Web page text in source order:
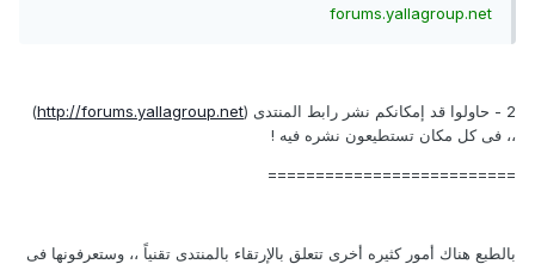
forums.yallagroup.net
2 - حاولوا قد إمكانكم نشر رابط المنتدى ( http://forums.yallagroup.net
)
،، فى كل مكان تستطيعون نشره فيه !
==========================
بالطبع هناك أمور كثيره أخرى تتعلق بالإرتقاء بالمنتدى تقنياً ،، وستعرفونها فى